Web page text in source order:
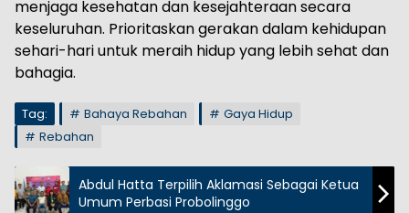
menjaga kesehatan dan kesejahteraan secara
keseluruhan. Prioritaskan gerakan dalam kehidupan
sehari-hari untuk meraih hidup yang lebih sehat dan
bahagia.
Tag: Bahaya Rebahan
Gaya Hidup
Rebahan
Abdul Hatta Terpilih Aklamasi Sebagai Ketua
Umum Perbasi Probolinggo